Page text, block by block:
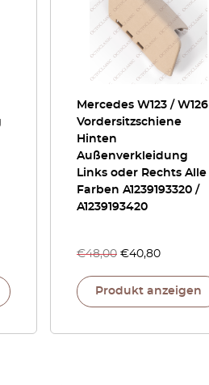
Mercedes W123 / W126
Vordersitzschiene
Hinten
Außenverkleidung
Links oder Rechts Alle
Farben A1239193320 /
A1239193420
€48,00 €40,80
Produkt anzeigen